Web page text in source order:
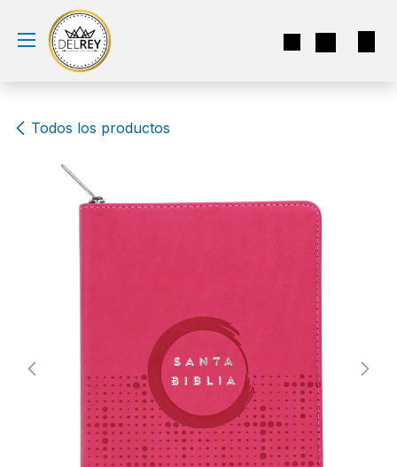
Ir al contenido
Todos los productos